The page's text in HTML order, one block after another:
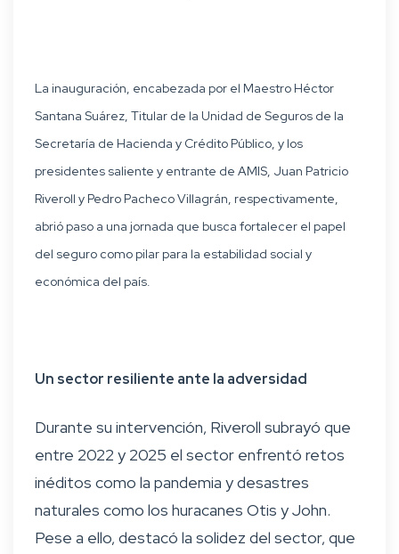
La inauguración, encabezada por el Maestro Héctor
Santana Suárez, Titular de la Unidad de Seguros de la
Secretaría de Hacienda y Crédito Público, y los
presidentes saliente y entrante de AMIS, Juan Patricio
Riveroll y Pedro Pacheco Villagrán, respectivamente,
abrió paso a una jornada que busca fortalecer el papel
del seguro como pilar para la estabilidad social y
económica del país.
Un sector resiliente ante la adversidad
Durante su intervención, Riveroll subrayó que
entre 2022 y 2025 el sector enfrentó retos
inéditos como la pandemia y desastres
naturales como los huracanes Otis y John.
Pese a ello, destacó la solidez del sector, que